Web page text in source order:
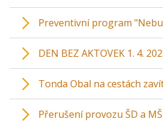
Preventivní program
DEN BEZ AKTOVEK 1. 4.
Tonda Obal na cestách
Přerušení provozu ŠD a MŠ